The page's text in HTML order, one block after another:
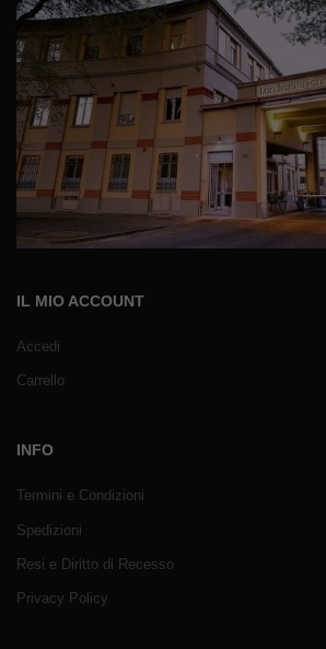
IL MIO ACCOUNT
Accedi
Carrello
INFO
Termini e Condizioni
Spedizioni
Resi e Diritto di Recesso
Privacy Policy